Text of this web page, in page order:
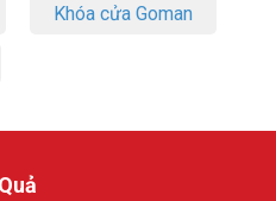
Khóa cửa Goman